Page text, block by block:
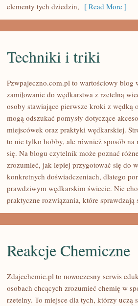
elementy tych dziedzin, [ Read More ]
TECHNIKI
TRIKI
Techniki i triki
Pzwpajeczno.com.pl to wartościowy blog
zamiłowanie do wędkarstwa z rzetelną
osoby stawiające pierwsze kroki z wędką
mogą odszukać pomysły dotyczące
miejscówek oraz praktyki wędkarskiej.
to nie tylko hobby, ale również sposób
się. Na blogu czytelnik może poznać
zrozumieć, jak lepiej przygotować się do
konkretnych doświadczeniach, dlatego
prawdziwym wędkarskim świecie. Nie
praktyczne rozwiązania, które sprawdzają
Reakcje Chemiczne
Zdajechemie.pl to nowoczesny serwis
osobach chcących zrozumieć chemię w
rzetelny. To miejsce dla tych, którzy uczą